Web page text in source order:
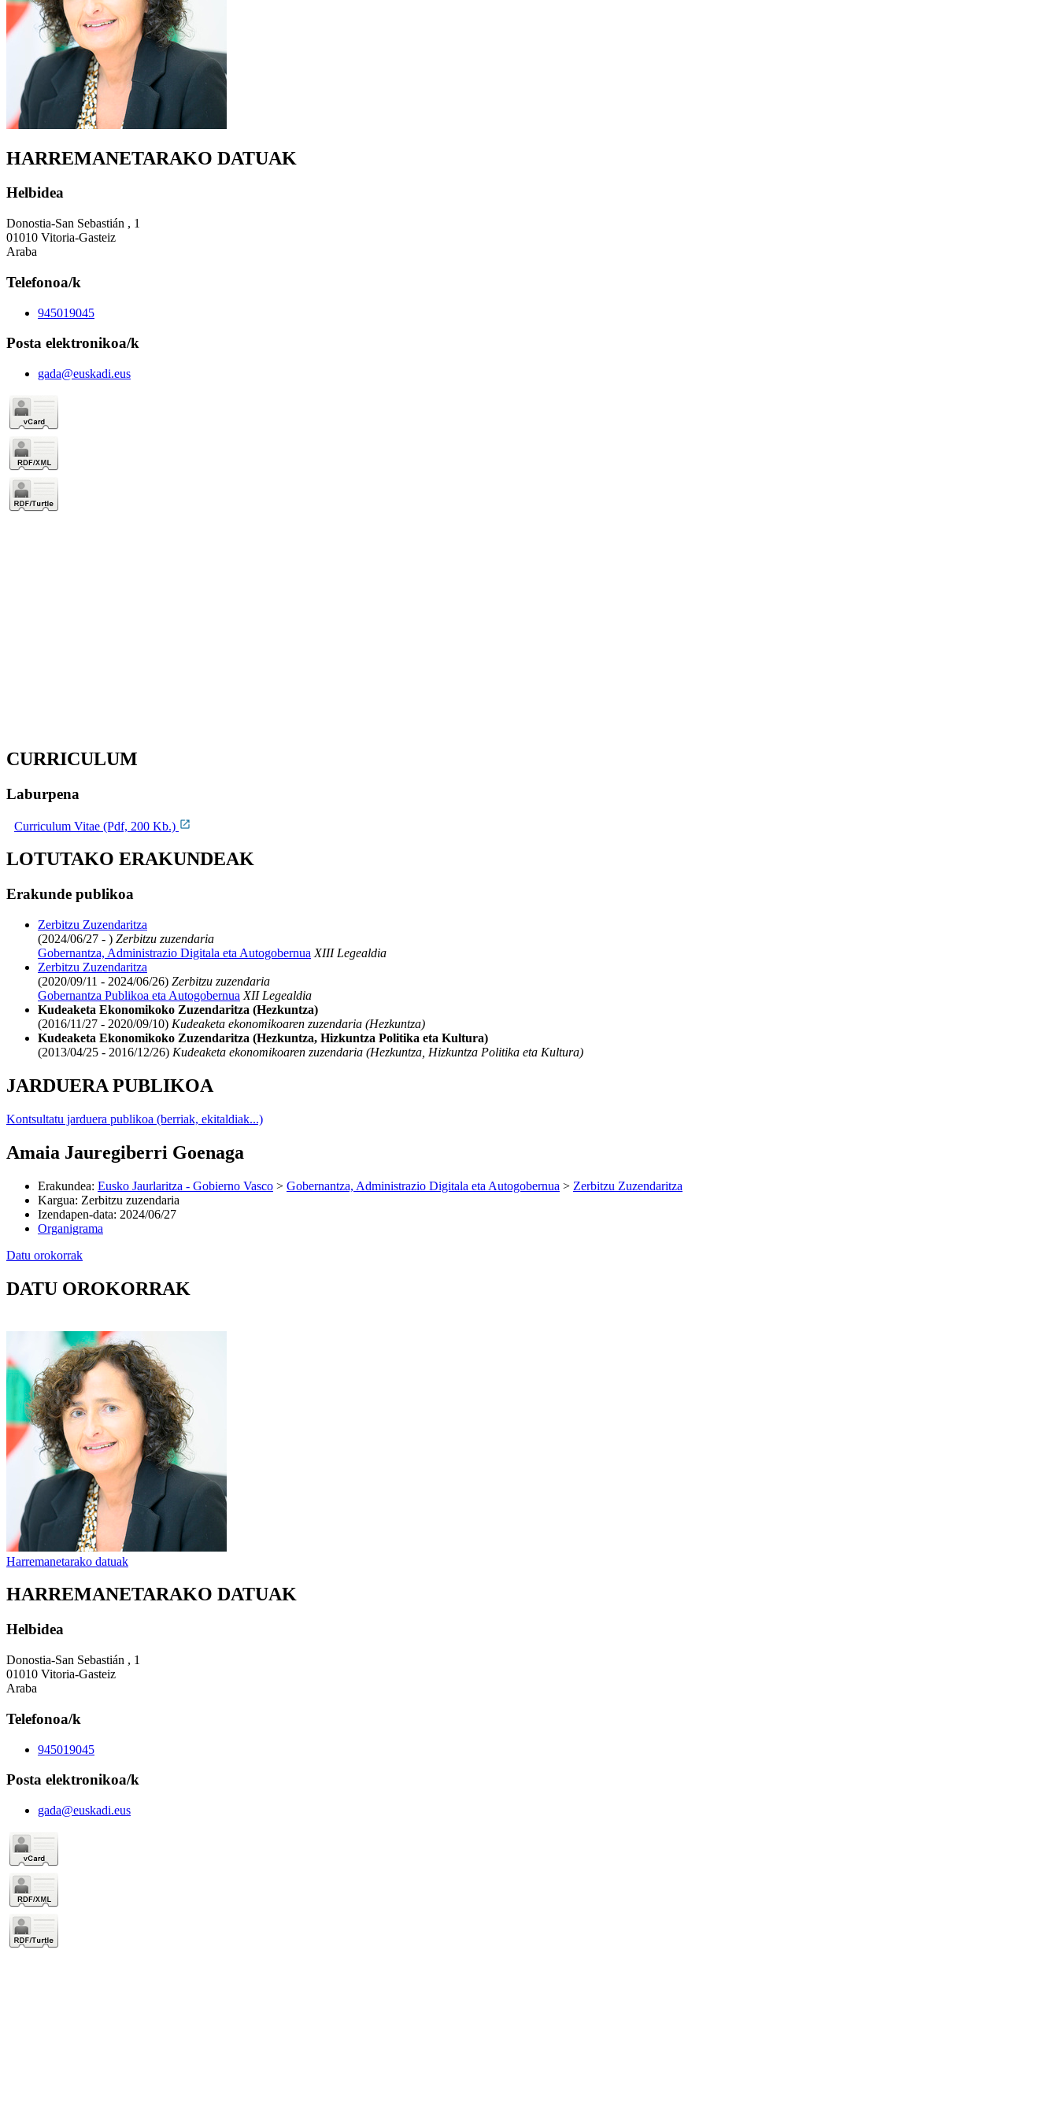
HARREMANETARAKO DATUAK
Helbidea
Donostia-San Sebastián , 1
01010 Vitoria-Gasteiz
Araba
Telefonoa/k
945019045
Posta elektronikoa/k
gada@euskadi.eus
CURRICULUM
Laburpena
Curriculum Vitae (Pdf, 200 Kb.)
LOTUTAKO ERAKUNDEAK
Erakunde publikoa
Zerbitzu Zuzendaritza
(2024/06/27 - ) Zerbitzu zuzendaria
Gobernantza, Administrazio Digitala eta Autogobernua XIII Legealdia
Zerbitzu Zuzendaritza
(2020/09/11 - 2024/06/26) Zerbitzu zuzendaria
Gobernantza Publikoa eta Autogobernua XII Legealdia
Kudeaketa Ekonomikoko Zuzendaritza (Hezkuntza)
(2016/11/27 - 2020/09/10) Kudeaketa ekonomikoaren zuzendaria (Hezkuntza)
Kudeaketa Ekonomikoko Zuzendaritza (Hezkuntza, Hizkuntza Politika eta Kultura)
(2013/04/25 - 2016/12/26) Kudeaketa ekonomikoaren zuzendaria (Hezkuntza, Hizkuntza Politika eta Kultura)
JARDUERA PUBLIKOA
Kontsultatu jarduera publikoa (berriak, ekitaldiak...)
Amaia Jauregiberri Goenaga
Erakundea: Eusko Jaurlaritza - Gobierno Vasco > Gobernantza, Administrazio Digitala eta Autogobernua > Zerbitzu Zuzendaritza
Kargua: Zerbitzu zuzendaria
Izendapen-data: 2024/06/27
Organigrama
Datu orokorrak
DATU OROKORRAK
Harremanetarako datuak
HARREMANETARAKO DATUAK
Helbidea
Donostia-San Sebastián , 1
01010 Vitoria-Gasteiz
Araba
Telefonoa/k
945019045
Posta elektronikoa/k
gada@euskadi.eus